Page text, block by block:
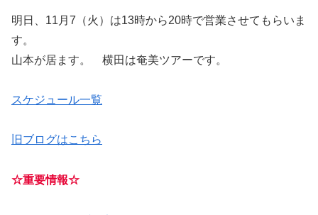
明日、11月7（火）は13時から20時で営業させてもらいま
す。
山本が居ます。 横田は奄美ツアーです。
スケジュール一覧
旧ブログはこちら
☆重要情報☆